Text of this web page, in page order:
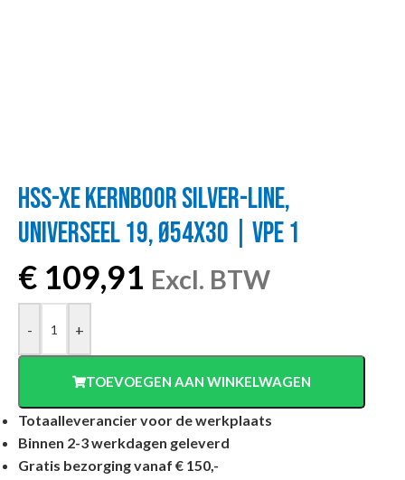
HSS-XE KERNBOOR SILVER-LINE,
UNIVERSEEL 19, Ø54X30 | VPE 1
€ 109,91 Excl. BTW
- +
TOEVOEGEN AAN WINKELWAGEN
Totaalleverancier voor de werkplaats
Binnen 2-3 werkdagen geleverd
Gratis bezorging vanaf € 150,-